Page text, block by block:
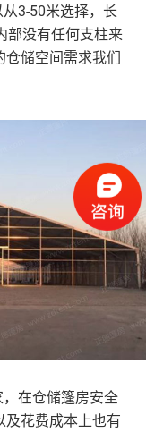
从3-50米选择，长
部没有任何支柱来
储空间需求我们
在仓储篷房安全
及花费成本上也有